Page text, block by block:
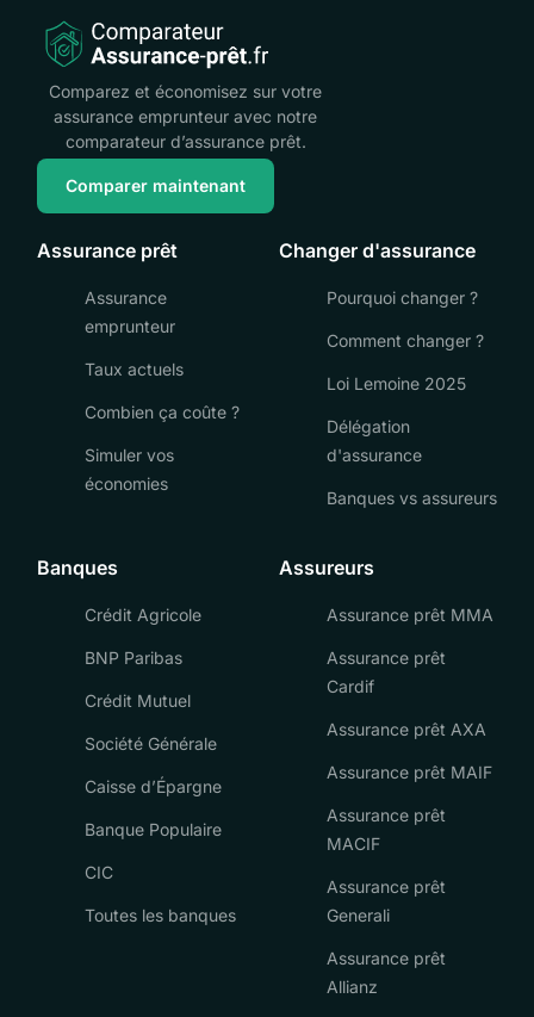
Comparez et économisez sur votre
assurance emprunteur avec notre
comparateur d’assurance prêt.
Comparer maintenant
Assurance prêt
Assurance
emprunteur
Taux actuels
Combien ça coûte ?
Simuler vos
économies
Changer d'assurance
Pourquoi changer ?
Comment changer ?
Loi Lemoine 2025
Délégation
d'assurance
Banques vs assureurs
Banques
Crédit Agricole
BNP Paribas
Crédit Mutuel
Société Générale
Caisse d’Épargne
Banque Populaire
CIC
Toutes les banques
Assureurs
Assurance prêt MMA
Assurance prêt
Cardif
Assurance prêt AXA
Assurance prêt MAIF
Assurance prêt
MACIF
Assurance prêt
Generali
Assurance prêt
Allianz